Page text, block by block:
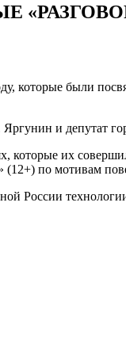
которые были
и депутат
их
по мотивам
России